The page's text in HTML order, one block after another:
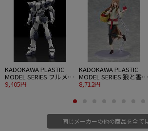
KADOKAWA PLASTIC
MODEL SERIES フルメタ
ル・パニック！ 1/48
9,405円
KADOKAWA PLASTIC
MODEL SERIES 狼と香辛
料 MERCHANT MEETS
8,712円
同じメーカーの他の商品を全て